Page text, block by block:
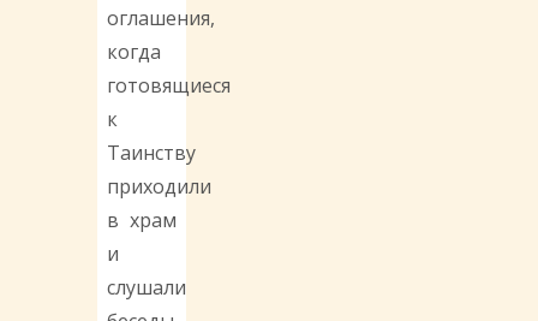
оглашения,
когда
готовящиеся
к
Таинству
приходили
в храм
и
слушали